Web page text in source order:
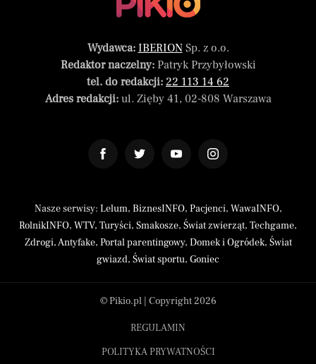
Wydawca: IBERIONSp. z o.o.
Redaktor naczelny:Patryk Przybyłowski
tel. do redakcji: 22 113 14 62
Adres redakcji:ul. Zięby 41, 02-808 Warszawa
Nasze serwisy: Lelum, BiznesINFO, Pacjenci, WawaINFO,
RolnikINFO, WTV, Turyści, Smakosze, Świat zwierząt, Techgame,
Zdrogi,Antyfake, Portal parentingowy, Domek i Ogródek, Świat
gwiazd, Świat sportu, Goniec
© Pikio.pl | Copyright 2026
REGULAMIN
POLITYKA PRYWATNOŚCI